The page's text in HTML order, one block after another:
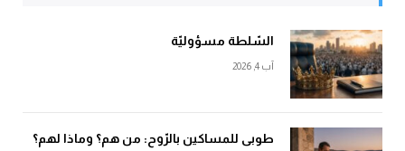
السّلطة مسؤوليّة
آب 4, 2026
طوبى للمساكين بالرّوح: من هم؟ وماذا لهم؟